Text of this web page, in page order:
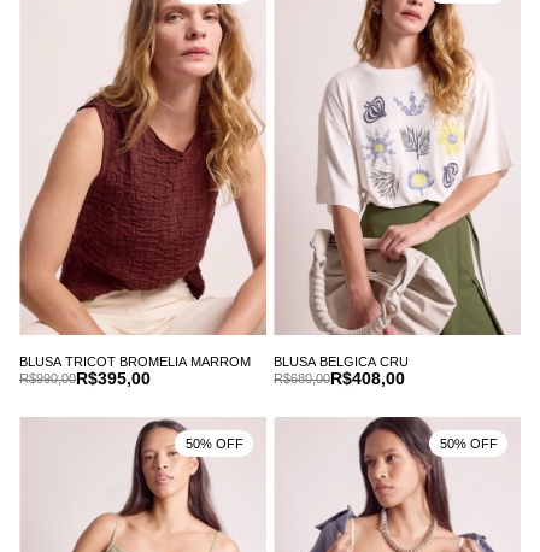
BLUSA TRICOT BROMELIA MARROM
R$395,00
R$990,00
BLUSA BELGICA CRU
R$408,00
R$680,00
50% OFF 50% OFF